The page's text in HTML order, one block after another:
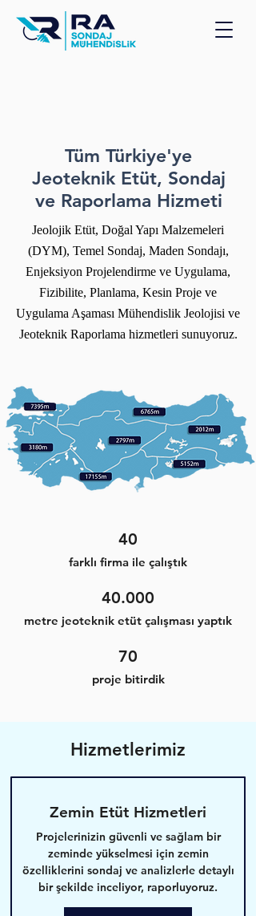
Tüm Türkiye'ye
Jeoteknik Etüt, Sondaj
ve Raporlama Hizmeti
Jeolojik Etüt, Doğal Yapı Malzemeleri
(DYM), Temel Sondaj, Maden Sondajı,
Enjeksiyon Projelendirme ve Uygulama,
Fizibilite, Planlama, Kesin Proje ve
Uygulama Aşaması Mühendislik Jeolojisi ve
Jeoteknik Raporlama hizmetleri sunuyoruz.
40
farklı firma ile çalıştık
40.000
metre jeoteknik etüt çalışması yaptık
70
proje bitirdik
Hizmetlerimiz
Zemin Etüt Hizmetleri
Projelerinizin güvenli ve sağlam bir
zeminde yükselmesi için zemin
özelliklerini sondaj ve analizlerle detaylı
bir şekilde inceliyor, raporluyoruz.